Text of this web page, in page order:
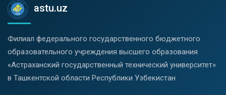
astu.uz
Филиал федерального государственного бюджетного
образовательного учреждения высшего образования
«Астраханский государственный технический университет»
в Ташкентской области Республики Узбекистан